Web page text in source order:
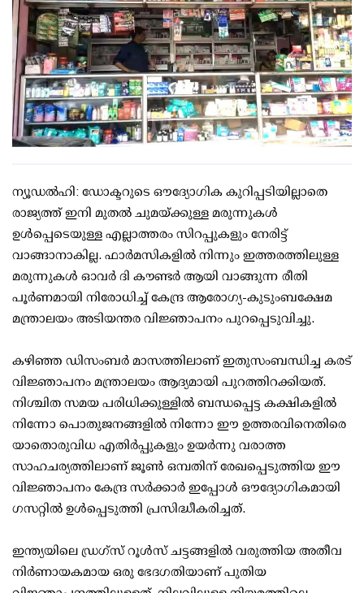
ന്യൂഡല്‍ഹി: ഡോക്ടറുടെ ഔദ്യോഗിക കുറിപ്പടിയില്ലാതെ
രാജ്യത്ത് ഇനി മുതല്‍ ചുമയ്ക്കുള്ള മരുന്നുകള്‍
ഉള്‍പ്പെടെയുള്ള എല്ലാത്തരം സിറപ്പുകളും നേരിട്ട്
വാങ്ങാനാകില്ല. ഫാര്‍മസികളില്‍ നിന്നും ഇത്തരത്തിലുള്ള
മരുന്നുകള്‍ ഓവര്‍ ദി കൗണ്ടര്‍ ആയി വാങ്ങുന്ന രീതി
പൂര്‍ണമായി നിരോധിച്ച് കേന്ദ്ര ആരോഗ്യ-കുടുംബക്ഷേമ
മന്ത്രാലയം അടിയന്തര വിജ്ഞാപനം പുറപ്പെടുവിച്ചു.
കഴിഞ്ഞ ഡിസംബര്‍ മാസത്തിലാണ് ഇതുസംബന്ധിച്ച കരട്
വിജ്ഞാപനം മന്ത്രാലയം ആദ്യമായി പുറത്തിറക്കിയത്.
നിശ്ചിത സമയ പരിധിക്കുള്ളില്‍ ബന്ധപ്പെട്ട കക്ഷികളില്‍
നിന്നോ പൊതുജനങ്ങളില്‍ നിന്നോ ഈ ഉത്തരവിനെതിരെ
യാതൊരുവിധ എതിര്‍പ്പുകളും ഉയര്‍ന്നു വരാത്ത
സാഹചര്യത്തിലാണ് ജൂണ്‍ ഒമ്പതിന് രേഖപ്പെടുത്തിയ ഈ
വിജ്ഞാപനം കേന്ദ്ര സര്‍ക്കാര്‍ ഇപ്പോള്‍ ഔദ്യോഗികമായി
ഗസറ്റില്‍ ഉള്‍പ്പെടുത്തി പ്രസിദ്ധീകരിച്ചത്.
ഇന്ത്യയിലെ ഡ്രഗ്‌സ് റൂള്‍സ് ചട്ടങ്ങളില്‍ വരുത്തിയ അതീവ
നിര്‍ണായകമായ ഒരു ഭേദഗതിയാണ് പുതിയ